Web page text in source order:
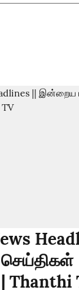
Thanthi